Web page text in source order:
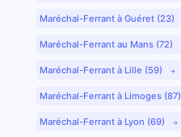
Maréchal-Ferrant à Guéret (23)
Maréchal-Ferrant au Mans (72)
Maréchal-Ferrant à Lille (59)
Maréchal-Ferrant à Limoges (87)
Maréchal-Ferrant à Lyon (69)